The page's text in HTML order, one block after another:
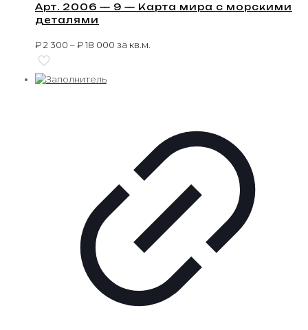
Арт. 2006 — 9 — Карта мира с морскими
деталями
₽2 300 –₽18 000 за кв.м.